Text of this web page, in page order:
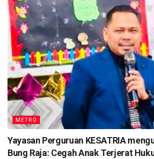
METRO
Yayasan Perguruan KESATRIA
Bung Raja: Cegah Anak Terjerat